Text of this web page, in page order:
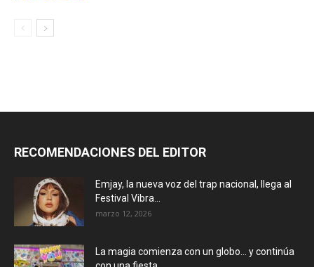
RECOMENDACIONES DEL EDITOR
Emjay, la nueva voz del trap nacional, llega al
Festival Vibra...
marzo 12, 2026
La magia comienza con un globo… y continúa